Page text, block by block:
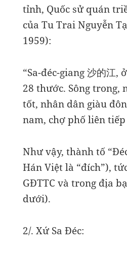
tỉnh, Quốc sử quán
của Tu Trai Nguyễn
1959):
“Sa-đéc-giang 沙的江
28 thước. Sông trong,
tốt, nhân dân giàu
nam, chợ phố liên
Như vậy, thành tố
Hán Việt là “đích”),
GĐTTC và trong địa
dưới).
2/. Xứ Sa Đéc: